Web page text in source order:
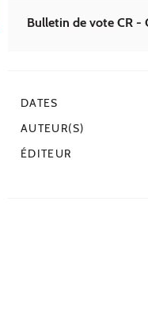
Bulletin de vote CR -
DATES
AUTEUR(S)
ÉDITEUR